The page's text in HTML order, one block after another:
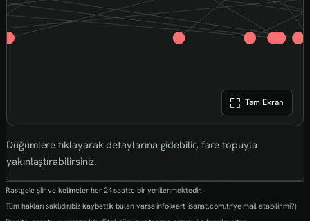
Tam Ekran
Düğümlere tıklayarak detaylarına gidebilir, fare topuyla
yakınlaştırabilirsiniz.
Rastgele şiir ve kelimeler her 24 saatte bir yenilenmektedir.
Tüm hakları saklıdır.(biz kaybettik bulan varsa info@art-isanat.com.tr'ye mail atabilir mi?)